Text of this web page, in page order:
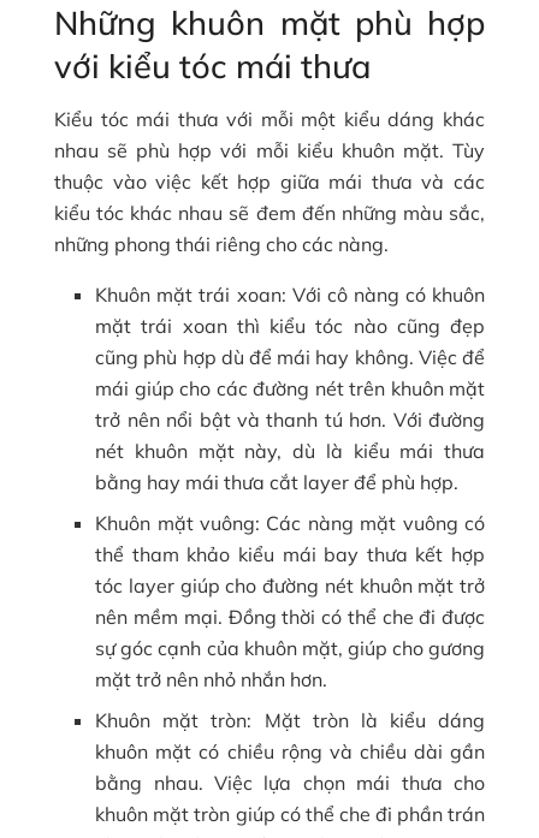
Những khuôn mặt phù hợp
với kiểu tóc mái thưa
Kiểu tóc mái thưa với mỗi một kiểu dáng khác
nhau sẽ phù hợp với mỗi kiểu khuôn mặt. Tùy
thuộc vào việc kết hợp giữa mái thưa và các
kiểu tóc khác nhau sẽ đem đến những màu sắc,
những phong thái riêng cho các nàng.
Khuôn mặt trái xoan: Với cô nàng có khuôn
mặt trái xoan thì kiểu tóc nào cũng đẹp
cũng phù hợp dù để mái hay không. Việc để
mái giúp cho các đường nét trên khuôn mặt
trở nên nổi bật và thanh tú hơn. Với đường
nét khuôn mặt này, dù là kiểu mái thưa
bằng hay mái thưa cắt layer để phù hợp.
Khuôn mặt vuông: Các nàng mặt vuông có
thể tham khảo kiểu mái bay thưa kết hợp
tóc layer giúp cho đường nét khuôn mặt trở
nên mềm mại. Đồng thời có thể che đi được
sự góc cạnh của khuôn mặt, giúp cho gương
mặt trở nên nhỏ nhắn hơn.
Khuôn mặt tròn: Mặt tròn là kiểu dáng
khuôn mặt có chiều rộng và chiều dài gần
bằng nhau. Việc lựa chọn mái thưa cho
khuôn mặt tròn giúp có thể che đi phần trán